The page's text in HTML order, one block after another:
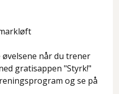
øvelsene når du trener
gratisappen "Styrk!"
og se på